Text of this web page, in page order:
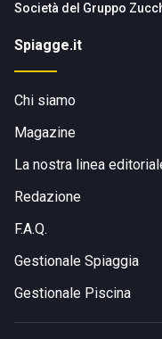
Società del Gruppo
Spiagge.it
Chi siamo
Magazine
La nostra linea
Redazione
F.A.Q.
Gestionale Spiaggia
Gestionale Piscina